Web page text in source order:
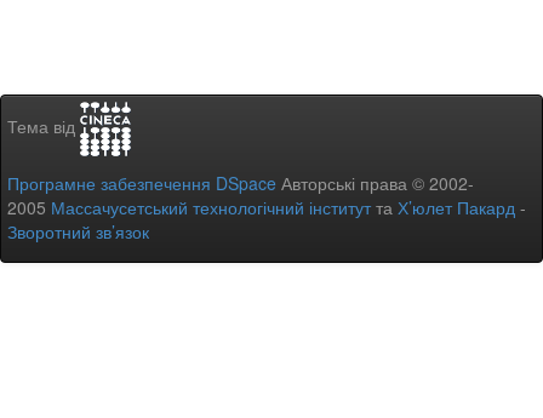
Тема від
Програмне забезпечення DSpace Авторські права © 2002-
2005 Массачусетський технологічний інститутта Х’юлет Пакард -
Зворотний зв’язок